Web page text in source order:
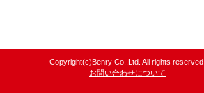
Copyright(c)Benry Co.,Ltd. All rights reserved.
お問い合わせについて